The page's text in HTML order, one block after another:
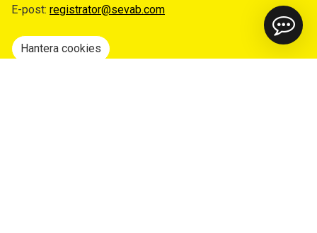
E-post: registrator@sevab.com
Hantera cookies